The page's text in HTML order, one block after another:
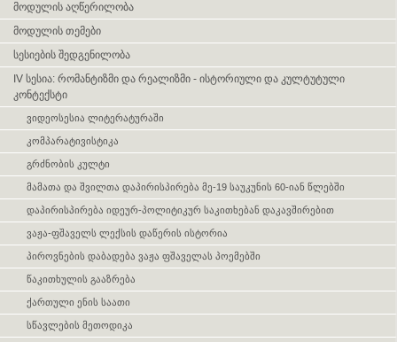
მოდულის აღწერილობა
მოდულის თემები
სესიების შედგენილობა
IV სესია: რომანტიზმი და რეალიზმი - ისტორიული და კულტუტული
კონტექსტი
ვიდეოსესია ლიტერატურაში
კომპარატივისტიკა
გრძნობის კულტი
მამათა და შვილთა დაპირისპირება მე-19 საუკუნის 60-იან წლებში
დაპირისპირება იდეურ-პოლიტიკურ საკითხებან დაკავშირებით
ვაჟა-ფშაველს ლექსის დაწერის ისტორია
პიროვნების დაბადება ვაჟა ფშაველას პოემებში
წაკითხულის გააზრება
ქართული ენის საათი
სწავლების მეთოდიკა